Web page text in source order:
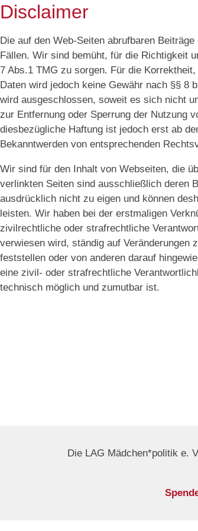
Disclaimer
Die auf den Web-Seiten abrufbaren
Fällen. Wir sind bemüht, für die Richtigkeit
7 Abs.1 TMG zu sorgen. Für die
Daten wird jedoch keine Gewähr nach §§ 8
wird ausgeschlossen, soweit es sich nicht
zur Entfernung oder Sperrung der Nutzung
diesbezügliche Haftung ist jedoch erst ab
Bekanntwerden von entsprechenden
Wir sind für den Inhalt von Webseiten, die
verlinkten Seiten sind ausschließlich deren
ausdrücklich nicht zu eigen und können
leisten. Wir haben bei der erstmaligen
zivilrechtliche oder strafrechtliche
verwiesen wird, ständig auf Veränderungen
feststellen oder von anderen darauf
eine zivil- oder strafrechtliche
technisch möglich und zumutbar ist.
Die LAG Mädchen*politik e.